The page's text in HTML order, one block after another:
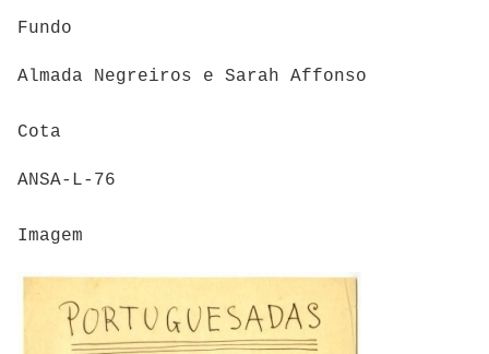
Fundo
Almada Negreiros e Sarah Affonso
Cota
ANSA-L-76
Imagem